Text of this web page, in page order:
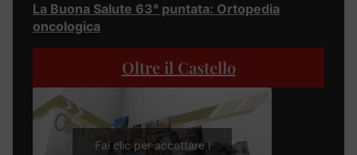
La Buona Salute 63° puntata: Ortopedia
oncologica
Oltre il Castello
Fai clic per accettare i